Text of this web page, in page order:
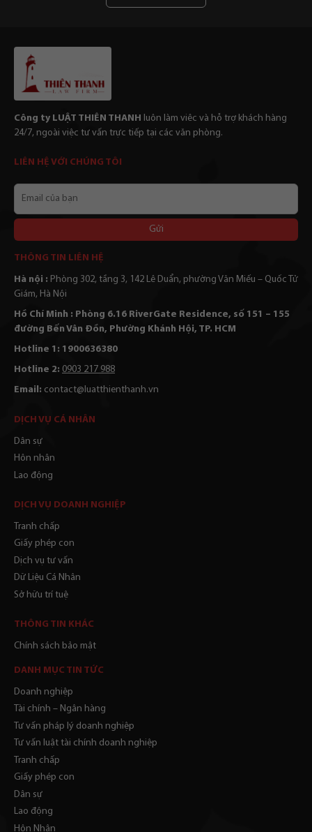
Công ty LUẬT THIÊN THANH
luôn làm viêc và hỗ trợ khách hàng
24/7, ngoài việc tư vấn trực tiếp tại các văn phòng.
LIÊN HỆ VỚI CHÚNG TÔI
bạn
THÔNG TIN LIÊN HỆ
Hà nội : Phòng 302, tầng 3, 142 Lê Duẩn, phường Văn Miếu – Quốc Tử
Giám, Hà Nội
Hồ Chí Minh : Phòng 6.16 RiverGate Residence, số 151 – 155
đường Bến Vân Đồn, Phường Khánh Hội, TP. HCM
Hotline 1: 1900636380
Hotline 2: 0903 217 988
Email: contact@luatthienthanh.vn
DỊCH VỤ CÁ NHÂN
Dân sự
Hôn nhân
Lao động
DỊCH VỤ DOANH NGHIỆP
Tranh chấp
Giấy phép con
Dịch vụ tư vấn
Dữ Liệu Cá Nhân
Sở hữu trí tuệ
THÔNG TIN KHÁC
Chính sách bảo mật
DANH MỤC TIN TỨC
Doanh nghiệp
Tài chính – Ngân hàng
Tư vấn pháp lý doanh nghiệp
Tư vấn luật tài chính doanh nghiệp
Tranh chấp
Giấy phép con
Dân sự
Lao động
Hôn Nhân